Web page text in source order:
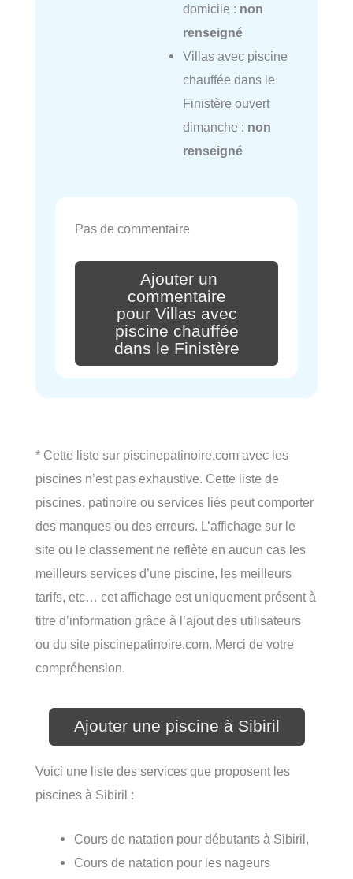
domicile : non
renseigné
Villas avec piscine
chauffée dans le
Finistère ouvert
dimanche : non
renseigné
Pas de commentaire
Ajouter un
commentaire
pour Villas avec
piscine chauffée
dans le Finistère
* Cette liste sur piscinepatinoire.com avec les
piscines n’est pas exhaustive. Cette liste de
piscines, patinoire ou services liés peut comporter
des manques ou des erreurs. L’affichage sur le
site ou le classement ne reflète en aucun cas les
meilleurs services d’une piscine, les meilleurs
tarifs, etc… cet affichage est uniquement présent à
titre d’information grâce à l’ajout des utilisateurs
ou du site piscinepatinoire.com. Merci de votre
compréhension.
Ajouter une piscine à Sibiril
Voici une liste des services que proposent les
piscines à Sibiril :
Cours de natation pour débutants à Sibiril,
Cours de natation pour les nageurs